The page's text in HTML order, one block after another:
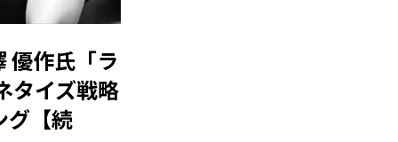
作氏「ラ
タイズ戦略
グ【続